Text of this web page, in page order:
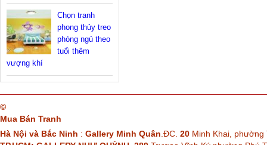
Chọn tranh
phong thủy treo
phòng ngủ theo
tuổi thêm
vượng khí
©
Mua Bán Tranh
Hà Nội và Bắc Ninh : Gallery Minh Quân .ĐC. 20 Minh Khai,